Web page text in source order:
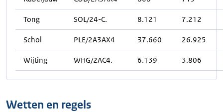
Tong SOL/24-C. 8.121 7.212
Schol PLE/2A3AX4 37.660 26.925
Wijting WHG/2AC4. 6.139 3.806
Wetten en regels